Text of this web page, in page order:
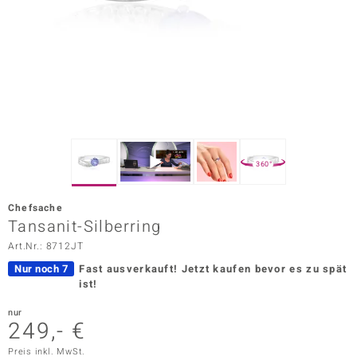
Vogue
360°
Chefsache
Tansanit-Silberring
Art.Nr.: 8712JT
Nur noch 7 Fast ausverkauft! Jetzt kaufen bevor es zu spät
ist!
nur
249,- €
Preis inkl. MwSt.